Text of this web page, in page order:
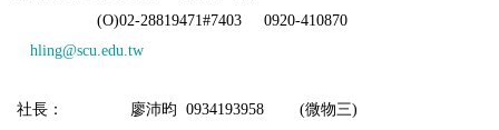
(O)02-28819471#7403 0920-410870
hling@scu.edu.tw
社長： 廖沛昀 0934193958 (微物三)